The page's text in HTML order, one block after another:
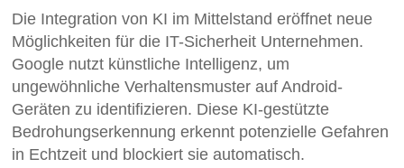
Die Integration von KI im Mittelstand eröffnet neue
Möglichkeiten für die IT-Sicherheit Unternehmen.
Google nutzt künstliche Intelligenz, um
ungewöhnliche Verhaltensmuster auf Android-
Geräten zu identifizieren. Diese KI-gestützte
Bedrohungserkennung erkennt potenzielle Gefahren
in Echtzeit und blockiert sie automatisch.